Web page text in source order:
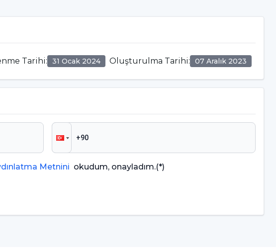
temin
Tarihi: 31 Ocak 2024 Oluşturulma Tarihi: 07 Aralık 2023
Metnini okudum, onayladım.(*)